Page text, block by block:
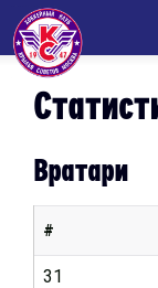
Вратари
#
31